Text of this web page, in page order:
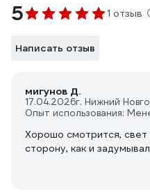
5 1 отзыв
Написать отзыв
мигунов Д.
17.04.2026г. Нижний
Опыт использования:
Хорошо смотрится, свет
сторону, как и